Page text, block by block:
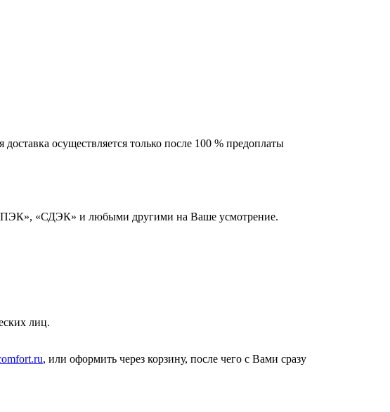
осуществляется только после 100 % предоплаты
«СДЭК» и любыми другими на Ваше усмотрение.
лиц.
, или оформить через корзину, после чего с Вами сразу